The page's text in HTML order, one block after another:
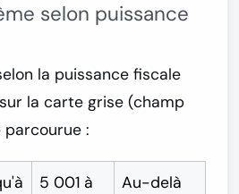
selon puissance
la puissance fiscale
la carte grise (champ
parcourue :
5 001 à
Au-delà